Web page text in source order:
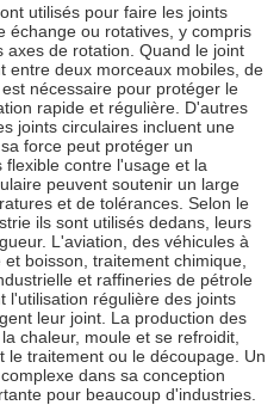
utilisés pour faire les joints
échange ou rotatives, y compris
axes de rotation. Quand le joint
entre deux morceaux mobiles, de
nécessaire pour protéger le
rapide et régulière. D'autres
joints circulaires incluent une
force peut protéger un
contre l'usage et la
peuvent soutenir un large
et de tolérances. Selon le
ils sont utilisés dedans, leurs
L'aviation, des véhicules à
boisson, traitement chimique,
et raffineries de pétrole
l'utilisation régulière des joints
leur joint. La production des
chaleur, moule et se refroidit,
le traitement ou le découpage. Un
dans sa conception
pour beaucoup d'industries.